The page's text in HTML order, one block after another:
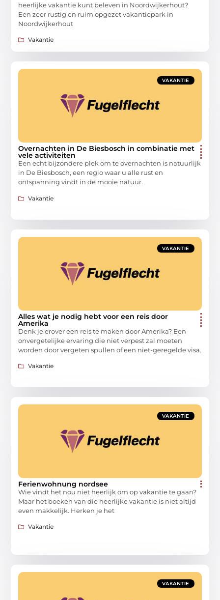
heerlijke vakantie kunt beleven in Noordwijkerhout?
Een zeer rustig en ruim opgezet vakantiepark in
Noordwijkerhout
Vakantie
VAKANTIE
Overnachten in De Biesbosch in combinatie met
vele activiteiten
Een echt bijzondere plek om te overnachten is natuurlijk
in De Biesbosch, een regio waar u alle rust en
ontspanning vindt in de mooie natuur.
Vakantie
VAKANTIE
Alles wat je nodig hebt voor een reis door
Amerika
Denk je erover een reis te maken door Amerika? Een
onvergetelijke ervaring die niet verpest zal moeten
worden door vergeten spullen of een niet-geregelde visa.
Vakantie
VAKANTIE
Ferienwohnung nordsee
Wie vindt het nou niet heerlijk om op vakantie te gaan?
Maar het boeken van die heerlijke vakantie is niet altijd
even makkelijk. Herken je het
Vakantie
VAKANTIE